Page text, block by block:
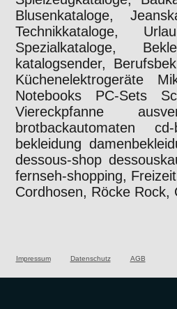
Blusenkataloge,
Technikkataloge,
Spezialkataloge,
katalogsender,
Küchenelektrogeräte
Notebooks PC-Sets
Viereckpfanne
brotbackautomaten
bekleidung
dessous-shop
fernseh-shopping,
Cordhosen, Röcke Rock,
Impressum Datenschutz AGB